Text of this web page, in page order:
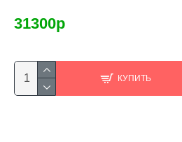
31300р
КУПИТЬ